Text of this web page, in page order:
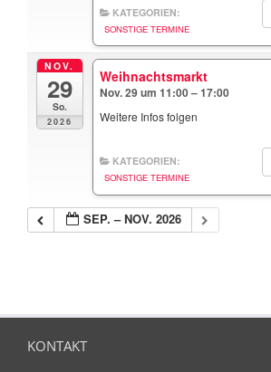
KATEGORIEN:
SONSTIGE TERMINE
NOV.
29
So.
2026
Weihnachtsmarkt
Nov. 29 um 11:00 – 17:00
Weitere Infos folgen
KATEGORIEN:
SONSTIGE TERMINE
SEP. – NOV. 2026
KONTAKT